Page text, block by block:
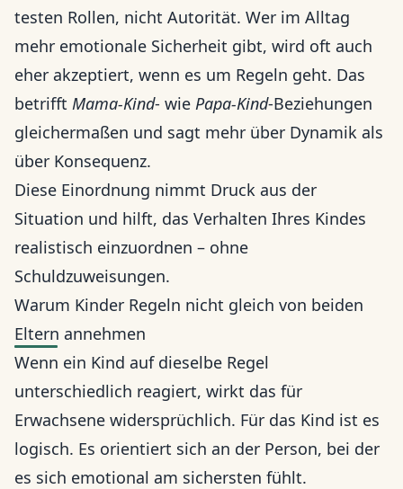
testen Rollen, nicht Autorität. Wer im Alltag
mehr emotionale Sicherheit gibt, wird oft auch
eher akzeptiert, wenn es um Regeln geht. Das
betrifft Mama-Kind- wie Papa-Kind-Beziehungen
gleichermaßen und sagt mehr über Dynamik als
über Konsequenz.
Diese Einordnung nimmt Druck aus der
Situation und hilft, das Verhalten Ihres Kindes
realistisch einzuordnen – ohne
Schuldzuweisungen.
Warum Kinder Regeln nicht gleich von beiden
Eltern annehmen
Wenn ein Kind auf dieselbe Regel
unterschiedlich reagiert, wirkt das für
Erwachsene widersprüchlich. Für das Kind ist es
logisch. Es orientiert sich an der Person, bei der
es sich emotional am sichersten fühlt.